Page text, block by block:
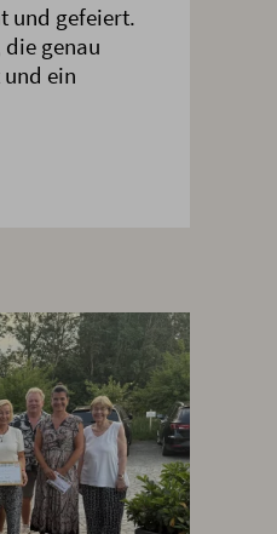
und gefeiert.
genau
ein